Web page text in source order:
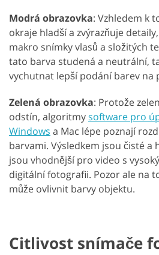
Modrá obrazovka: Vzhledem k
okraje hladší a zvýrazňuje
makro snímky vlasů a složitých
tato barva studená a neutrální,
vychutnat lepší podání barev na
Zelená obrazovka: Protože
odstín, algoritmysoftware pro
Windows a Mac lépe poznají
barvami. Výsledkem jsou čisté a
jsou vhodnější pro video s
digitální fotografii. Pozor ale na
může ovlivnit barvy objektu.
Citlivost snímače